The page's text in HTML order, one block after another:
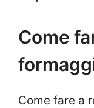
Come
Come fare a